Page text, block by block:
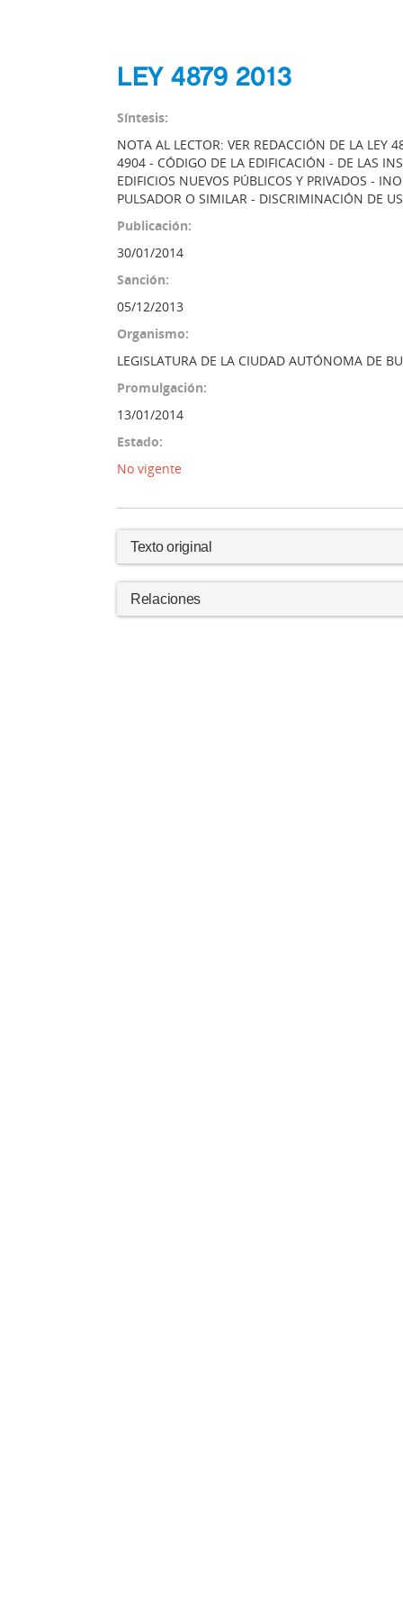
LEY 4879 2013
Síntesis:
NOTA AL LECTOR: VER REDACCIÓN DE LA LEY
4904 - CÓDIGO DE LA EDIFICACIÓN - DE LAS
EDIFICIOS NUEVOS PÚBLICOS Y PRIVADOS -
PULSADOR O SIMILAR - DISCRIMINACIÓN DE
Publicación:
30/01/2014
Sanción:
05/12/2013
Organismo:
LEGISLATURA DE LA CIUDAD AUTÓNOMA DE
Promulgación:
13/01/2014
Estado:
No vigente
Texto original
Relaciones